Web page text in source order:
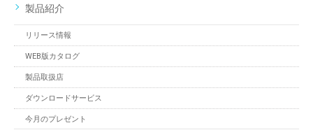
製品紹介
リリース情報
WEB版カタログ
製品取扱店
ダウンロードサービス
今月のプレゼント